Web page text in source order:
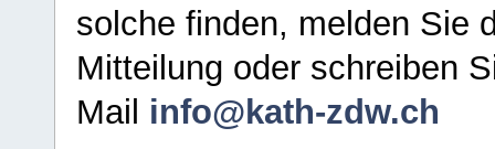
solche finden, melden Sie
Mitteilung oder schreiben
Mail info@kath-zdw.ch